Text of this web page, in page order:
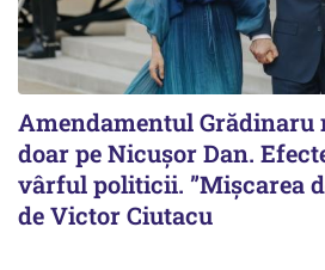
Amendamentul Grădinaru
doar pe Nicușor Dan.
vârful politicii. ”Mișcarea
de Victor Ciutacu